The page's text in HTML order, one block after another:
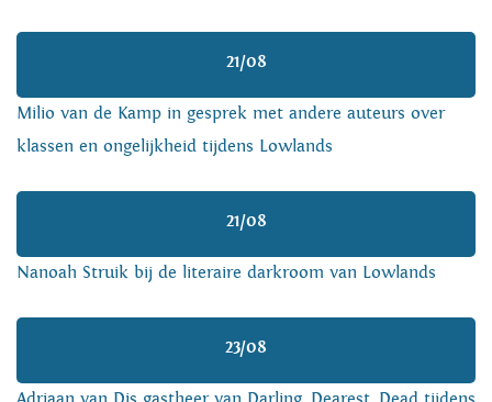
21/08
Milio van de Kamp in gesprek met andere auteurs over
klassen en ongelijkheid tijdens Lowlands
21/08
Nanoah Struik bij de literaire darkroom van Lowlands
23/08